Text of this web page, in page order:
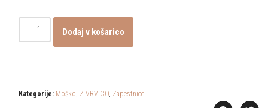
Dodaj v košarico
Kategorije: Moško, Z VRVICO, Zapestnice